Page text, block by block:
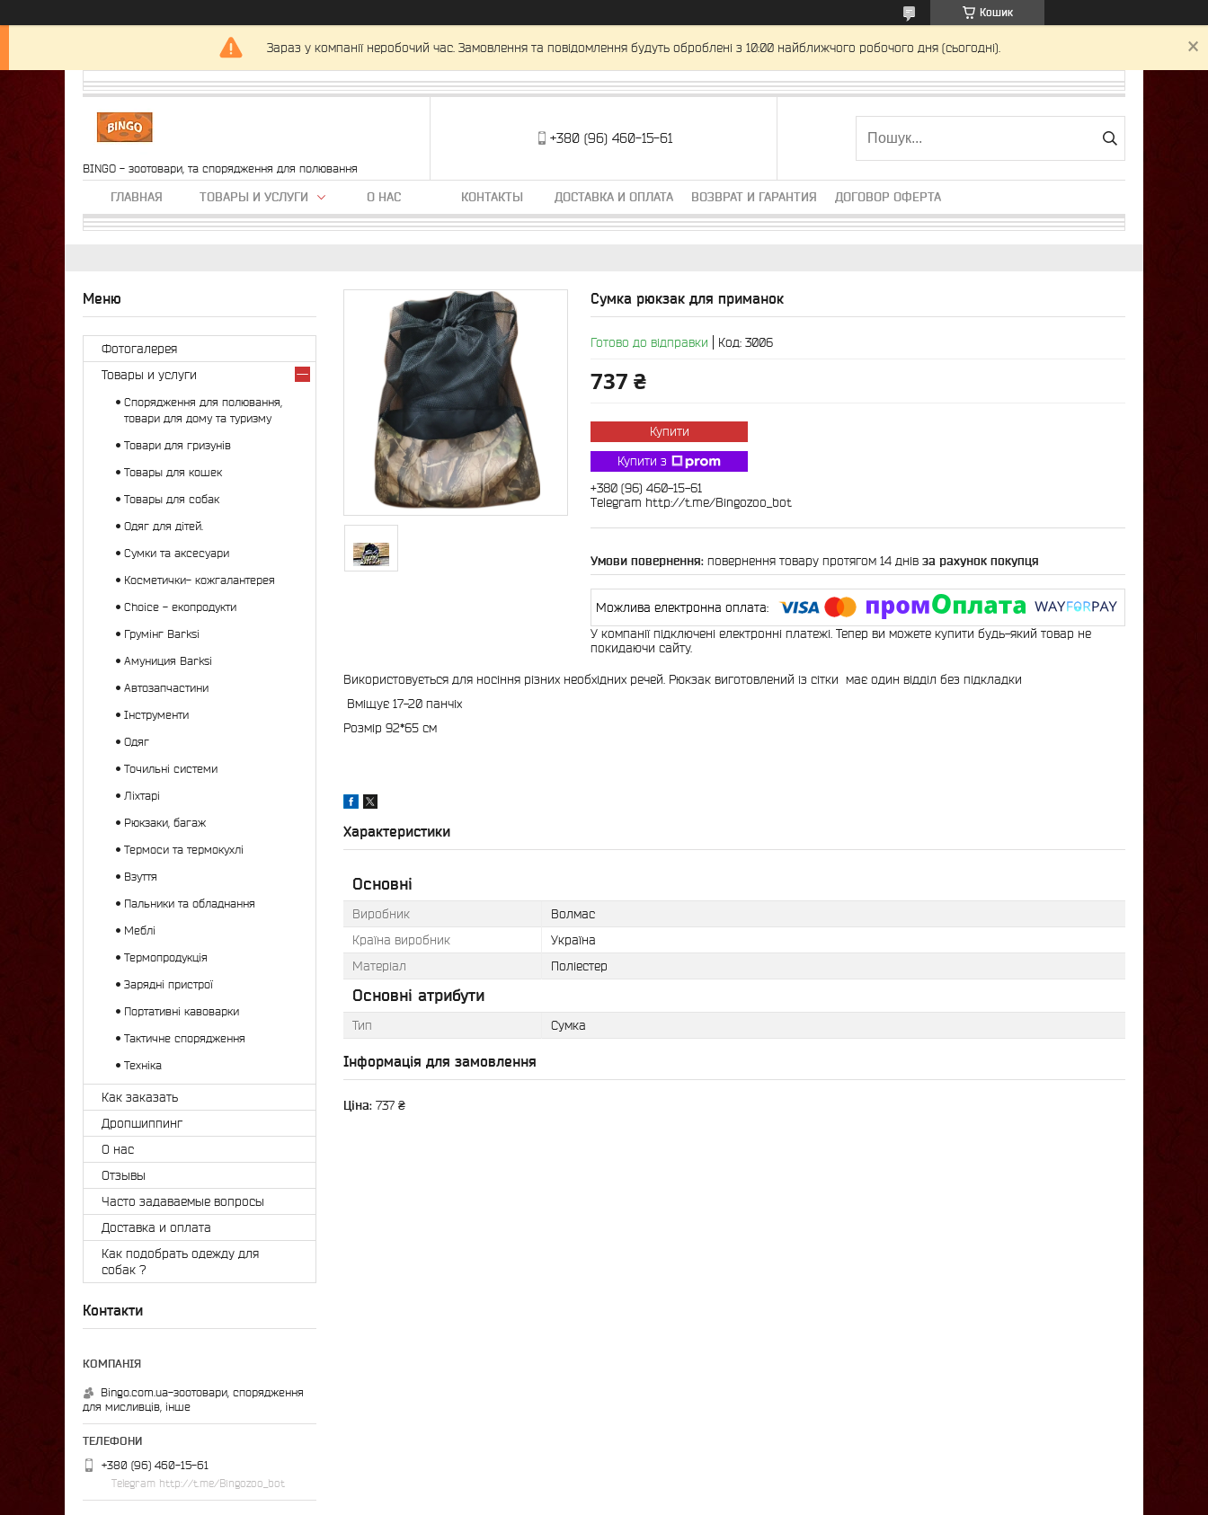
Кошик
Зараз у компанії неробочий час. Замовлення та повідомлення будуть оброблені з 10:00 найближчого робочого дня (сьогодні).
BINGO - зоотовари, та спорядження для полювання
+380 (96) 460-15-61
ГЛАВНАЯ ТОВАРЫ И УСЛУГИ О НАС КОНТАКТЫ ДОСТАВКА И ОПЛАТА ВОЗВРАТ И ГАРАНТИЯ ДОГОВОР ОФЕРТА
Сумка рюкзак для приманок
Готово до відправки Код: 3006
737 ₴
Купити
Купити з
+380 (96) 460-15-61
Telegram http://t.me/Bingozoo_bot
повернення товару протягом 14 днів за рахунок покупця
У компанії підключені електронні платежі. Тепер ви можете купити будь-який товар не
покидаючи сайту.
Використовується для носіння різних необхідних речей. Рюкзак виготовлений із сітки має один відділ без підкладки
Вміщує 17-20 панчіх
Розмір 92*65 см
Характеристики
Основні
Виробник
Волмас
Країна виробник
Україна
Матеріал
Поліестер
Основні атрибути
Тип Сумка
Інформація для замовлення
Ціна: 737 ₴
Фотогалерея
Товары и услуги
Спорядження для полювання,
товари для дому та туризму
Товари для гризунів
Товары для кошек
Товары для собак
Одяг для дітей.
Сумки та аксесуари
Косметички- кожгалантерея
Choice - екопродукти
Грумінг Barksi
Амуниция Barksi
Автозапчастини
Інструменти
Одяг
Точильні системи
Ліхтарі
Рюкзаки, багаж
Термоси та термокухлі
Взуття
Пальники та обладнання
Меблі
Термопродукція
Зарядні пристрої
Портативні кавоварки
Тактичне спорядження
Техніка
Как заказать
Дропшиппинг
О нас
Отзывы
Часто задаваемые вопросы
Доставка и оплата
Как подобрать одежду для
собак ?
Контакти
Bingo.com.ua-зоотовари, спорядження
для мисливців, інше
+380 (96) 460-15-61
Telegram http://t.me/Bingozoo_bot